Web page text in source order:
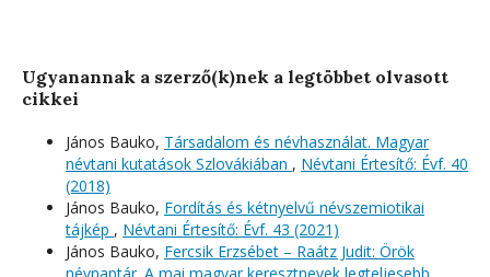
Ugyanannak a szerző(k)nek a legtöbbet olvasott
cikkei
János Bauko, Társadalom és névhasználat. Magyar
névtani kutatások Szlovákiában , Névtani Értesítő: Évf. 40
(2018)
János Bauko, Fordítás és kétnyelvű névszemiotikai
tájkép , Névtani Értesítő: Évf. 43 (2021)
János Bauko, Fercsik Erzsébet – Raátz Judit: Örök
névnaptár. A mai magyar keresztnevek legteljesebb